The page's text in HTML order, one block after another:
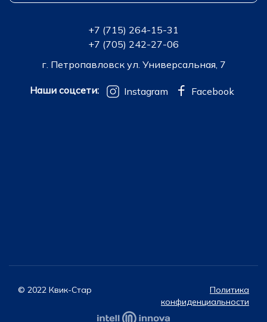
+7 (715) 264-15-31
+7 (705) 242-27-06
г. Петропавловск ул. Универсальная, 7
Наши соцсети: Instagram Facebook
© 2022 Квик-Стар
Политика
конфиденциальности